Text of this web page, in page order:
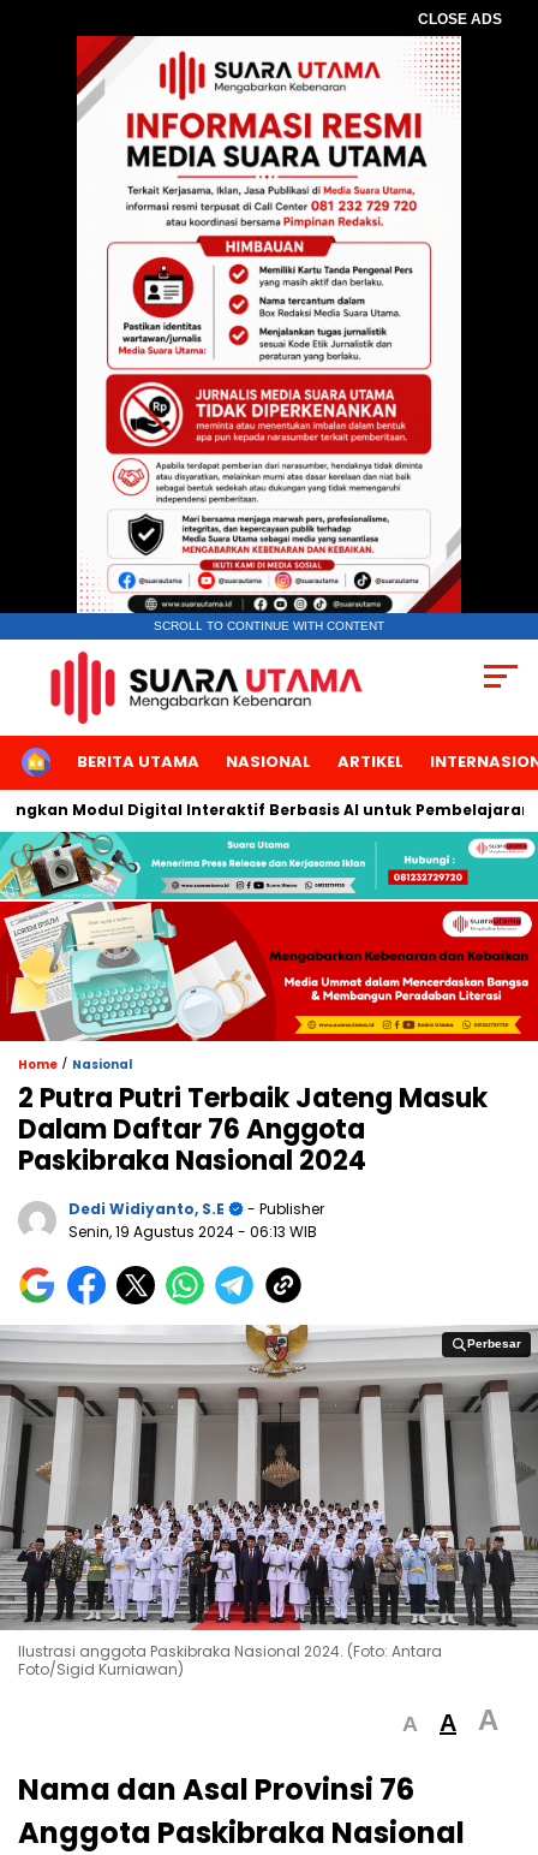
CLOSE ADS
SCROLL TO CONTINUE WITH CONTENT
HOMEBERITA UTAMA NASIONAL ARTIKEL
Modul Digital Interaktif Berbasis AI untuk Pembelajaran
Home / Nasional
2 Putra Putri Terbaik Jateng Masuk
Dalam Daftar 76 Anggota
Paskibraka Nasional 2024
Dedi Widiyanto, S.E
- Publisher
Senin, 19 Agustus 2024- 06:13 WIB
Perbesar
Perbesar
Ilustrasi anggota Paskibraka Nasional 2024. (Foto: Antara
Foto/Sigid Kurniawan)
A A A
Nama dan Asal Provinsi 76
Anggota Paskibraka Nasional